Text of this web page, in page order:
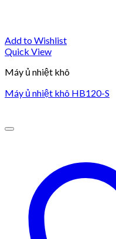
Add to Wishlist
Quick View
Máy ủ nhiệt khô
Máy ủ nhiệt khô HB120-S